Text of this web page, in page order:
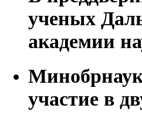
ученых
академии
участие в